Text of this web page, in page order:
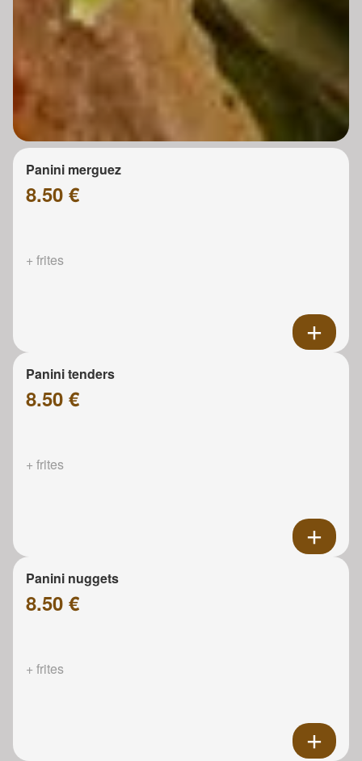
Panini merguez
8.50 €
+ frites
Panini tenders
8.50 €
+ frites
Panini nuggets
8.50 €
+ frites